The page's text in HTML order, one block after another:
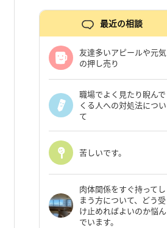
最近の相談
友達多いアピールや元気
の押し売り
職場でよく見たり睨んで
くる人への対処法につい
て
苦しいです。
肉体関係をすぐ持ってし
まう方について、どう受
け止めればよいのか悩ん
でいます。